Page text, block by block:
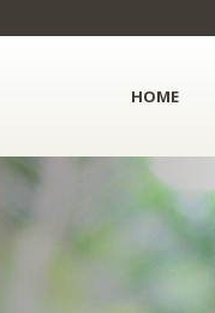
HOME